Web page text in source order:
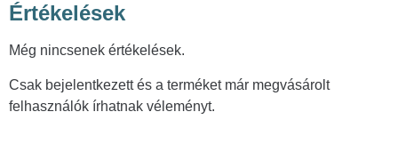
Értékelések
Még nincsenek értékelések.
Csak bejelentkezett és a terméket már megvásárolt
felhasználók írhatnak véleményt.